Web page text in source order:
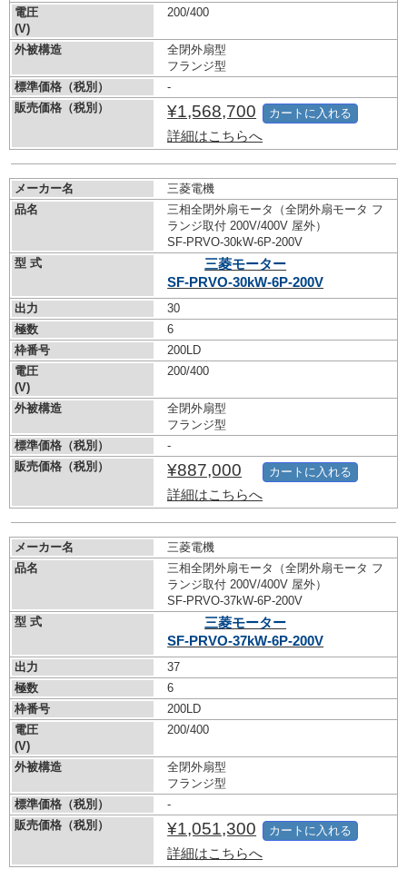
電圧
(V)
200/400
外被構造
全閉外扇型
フランジ型
標準価格（税別）
-
販売価格（税別）
¥1,568,700
詳細はこちらへ
カートに入れる
メーカー名
三菱電機
品名
三相全閉外扇モータ（全閉外扇モータ フ
ランジ取付 200V/400V 屋外）
SF-PRVO-30kW-6P-200V
型 式
三菱モーター
SF-PRVO-30kW-6P-200V
出力
30
極数
6
枠番号
200LD
電圧
(V)
200/400
外被構造
全閉外扇型
フランジ型
標準価格（税別）
-
販売価格（税別）
¥887,000
詳細はこちらへ
カートに入れる
メーカー名
三菱電機
品名
三相全閉外扇モータ（全閉外扇モータ フ
ランジ取付 200V/400V 屋外）
SF-PRVO-37kW-6P-200V
型 式
三菱モーター
SF-PRVO-37kW-6P-200V
出力
37
極数
6
枠番号
200LD
電圧
(V)
200/400
外被構造
全閉外扇型
フランジ型
標準価格（税別）
-
販売価格（税別）
¥1,051,300
詳細はこちらへ
カートに入れる